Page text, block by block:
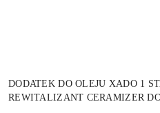
DODATEK DO OLEJU XADO 1
REWITALIZANT CERAMIZER